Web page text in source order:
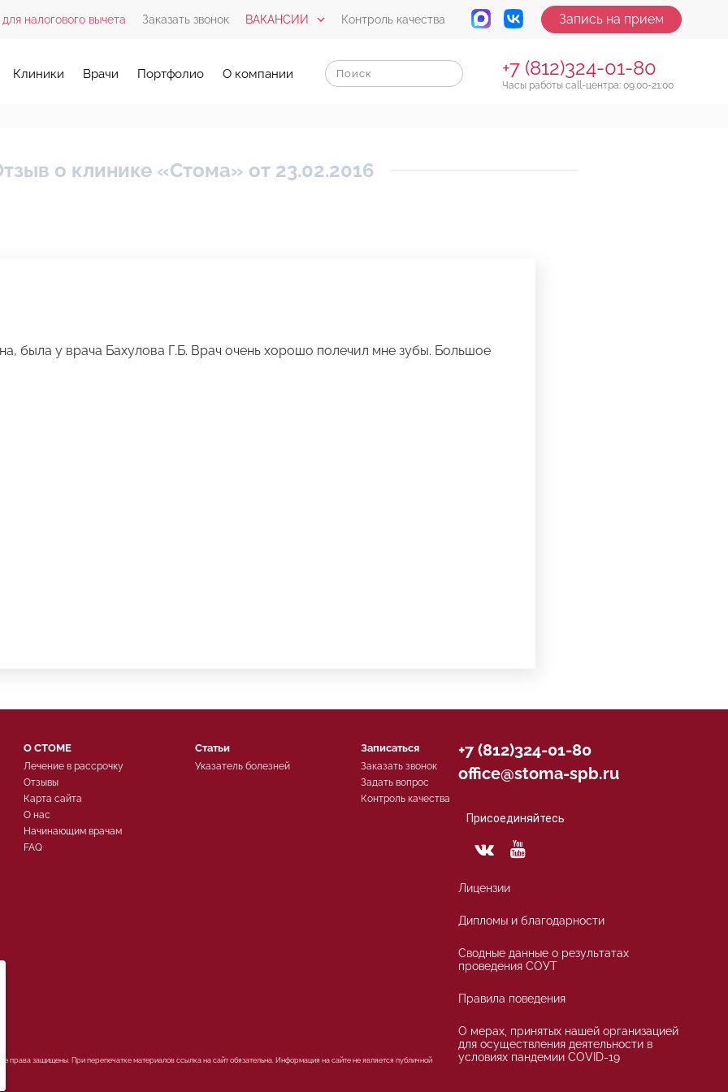
налогового вычета Заказать звонок ВАКАНСИИ Контроль качества Запись на прием
Клиники Врачи Портфолио О компании +7 (812)324-01-80
Часы работы call-центра: 09:00-21:00
о клинике «Стома» от 23.02.2016
была у врача Бахулова Г.Б. Врач очень хорошо полечил мне зубы. Большое
О СТОМЕ
Лечение в рассрочку
Отзывы
Карта сайта
О нас
Начинающим врачам
FAQ
Статьи
Указатель болезней
Записаться
Заказать звонок
Задать вопрос
Контроль качества
права защищены. При перепечатке материалов ссылка на сайт обязательна. Информация на сайте не является публичной
+7 (812)324-01-80
office@stoma-spb.ru
Присоединяйтесь
Лицензии
Дипломы и благодарности
Сводные данные о результатах
проведения СОУТ
Правила поведения
О мерах, принятых нашей организацией
для осуществления деятельности в
условиях пандемии COVID-19